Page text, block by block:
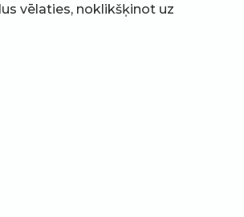
vēlaties, noklikšķinot uz